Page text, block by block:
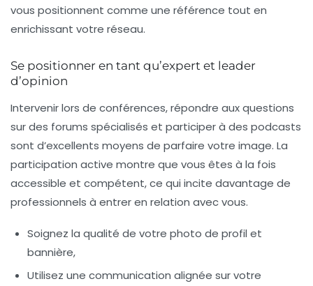
vous positionnent comme une référence tout en
enrichissant votre réseau.
Se positionner en tant qu’expert et leader
d’opinion
Intervenir lors de conférences, répondre aux questions
sur des forums spécialisés et participer à des podcasts
sont d’excellents moyens de parfaire votre image. La
participation active montre que vous êtes à la fois
accessible et compétent, ce qui incite davantage de
professionnels à entrer en relation avec vous.
Soignez la qualité de votre photo de profil et
bannière,
Utilisez une communication alignée sur votre